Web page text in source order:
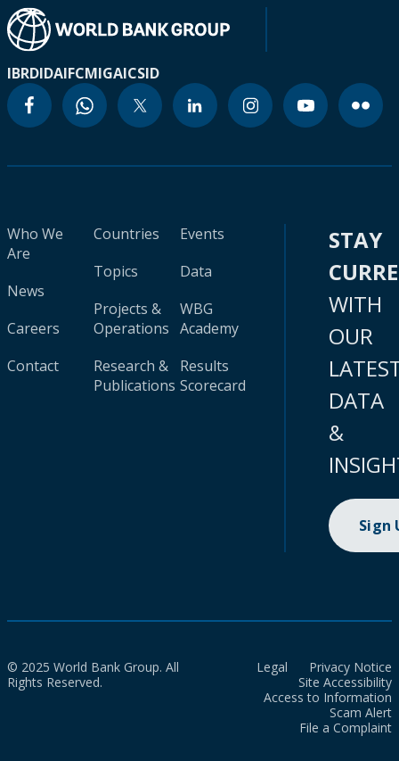
IBRDIDAIFCMIGAICSID
Who We
Are
News
Careers
Contact
Countries
Topics
Projects &
Operations
Research &
Publications
Events
Data
WBG
Academy
Results
Scorecard
STAY
WITH
OUR
DATA
&
Sign
© 2025 World Bank Group. All
Rights Reserved.
Legal
Privacy Notice
Site Accessibility
Access to Information
Scam Alert
File a Complaint